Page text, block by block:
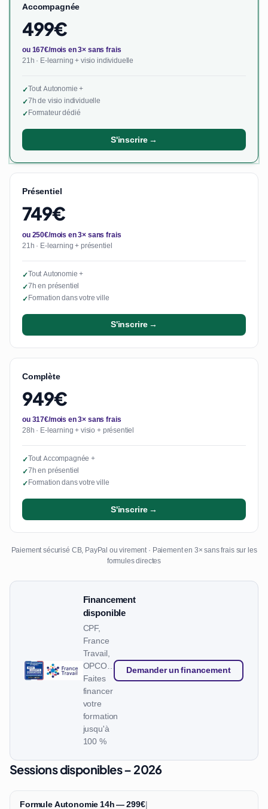
Accompagnée
499€
ou 167€/mois en 3× sans frais
21h · E-learning + visio individuelle
✓Tout Autonomie +
✓7h de visio individuelle
✓Formateur dédié
S'inscrire →
Présentiel
749€
ou 250€/mois en 3× sans frais
21h · E-learning + présentiel
✓Tout Autonomie +
✓7h en présentiel
✓Formation dans votre ville
S'inscrire →
Complète
949€
ou 317€/mois en 3× sans frais
28h · E-learning + visio + présentiel
✓Tout Accompagnée +
✓7h en présentiel
✓Formation dans votre ville
S'inscrire →
Paiement sécurisé CB, PayPal ou virement · Paiement en 3× sans frais sur les
formules directes
Financement
disponible
CPF,
France
Travail,
OPCO…
Faites
financer
votre
formation
jusqu'à
100 %
Demander un financement
Sessions disponibles – 2026
Formule Autonomie 14h — 299€|